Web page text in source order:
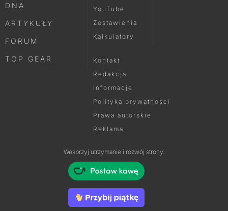
DNA
ARTYKUŁY
FORUM
TOP GEAR
YouTube
Zestawienia
Kalkulatory
Kontakt
Redakcja
Informacje
Polityka prywatności
Prawa autorskie
Reklama
Wesprzyj utrzymanie i rozwój strony: